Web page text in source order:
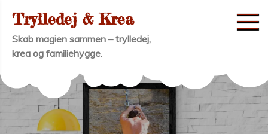
content
Trylledej & Krea
Skab magien sammen – trylledej,
krea og familiehygge.